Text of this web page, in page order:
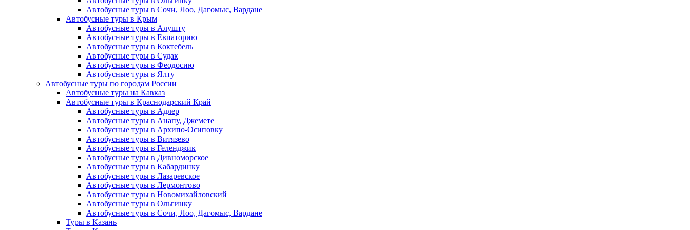
Автобусные туры в Сочи, Лоо, Дагомыс, Вардане
Автобусные туры в Крым
Автобусные туры в Алушту
Автобусные туры в Евпаторию
Автобусные туры в Коктебель
Автобусные туры в Судак
Автобусные туры в Феодосию
Автобусные туры в Ялту
Автобусные туры по городам России
Автобусные туры на Кавказ
Автобусные туры в Краснодарский Край
Автобусные туры в Адлер
Автобусные туры в Анапу, Джемете
Автобусные туры в Архипо-Осиповку
Автобусные туры в Витязево
Автобусные туры в Геленджик
Автобусные туры в Дивноморское
Автобусные туры в Кабардинку
Автобусные туры в Лазаревское
Автобусные туры в Лермонтово
Автобусные туры в Новомихайловский
Автобусные туры в Ольгинку
Автобусные туры в Сочи, Лоо, Дагомыс, Вардане
Туры в Казань